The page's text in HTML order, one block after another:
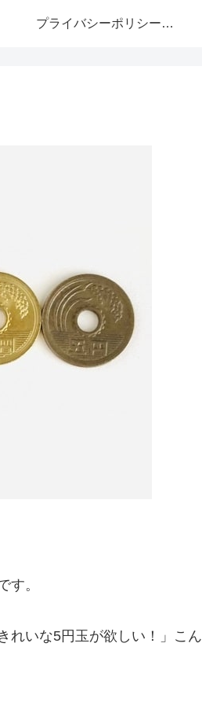
プライバシーポリシー・免責事項
す。
れいな5円玉が欲しい！」こん